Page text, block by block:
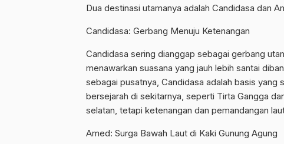
Dua destinasi utamanya adalah Candidasa dan
Candidasa: Gerbang Menuju Ketenangan
Candidasa sering dianggap sebagai gerbang
menawarkan suasana yang jauh lebih santai
sebagai pusatnya, Candidasa adalah basis yang
bersejarah di sekitarnya, seperti Tirta Gangga
selatan, tetapi ketenangan dan pemandangan
Amed: Surga Bawah Laut di Kaki Gunung Agung